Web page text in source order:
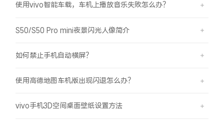
使用vivo智能车载，车机上播放音乐失败怎么办？
S50/S50 Pro mini夜景闪光人像简介
如何禁止手机自动横屏？
使用高德地图车机版出现闪退怎么办？
vivo手机3D空间桌面壁纸设置方法